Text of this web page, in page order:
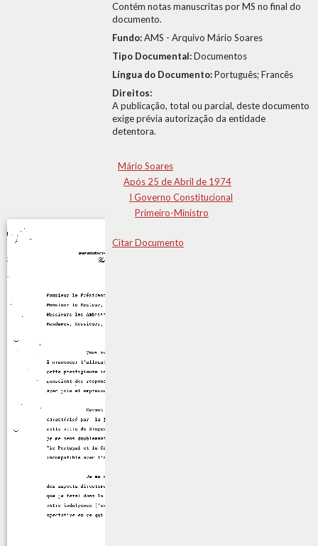
Contém notas manuscritas por MS no final do
documento.
Fundo:AMS - Arquivo Mário Soares
Tipo Documental:Documentos
Língua do Documento:Português; Francês
Direitos:
A publicação, total ou parcial, deste documento
exige prévia autorização da entidade
detentora.
Mário Soares
Após 25 de Abril de 1974
I Governo Constitucional
Primeiro-Ministro
Citar Documento